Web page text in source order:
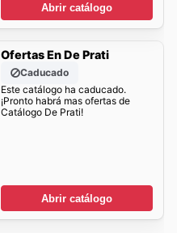
Abrir catálogo
Ofertas En De Prati
Caducado
Este catálogo ha caducado.
¡Pronto habrá mas ofertas de
Catálogo De Prati!
Abrir catálogo